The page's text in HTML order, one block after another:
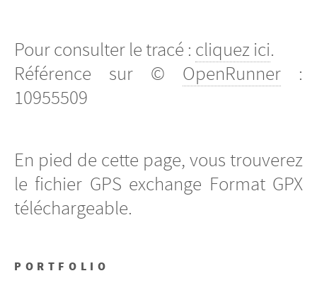
Pour consulter le tracé : cliquez ici.
Référence sur © OpenRunner :
10955509
En pied de cette page, vous trouverez
le fichier GPS exchange Format GPX
téléchargeable.
PORTFOLIO